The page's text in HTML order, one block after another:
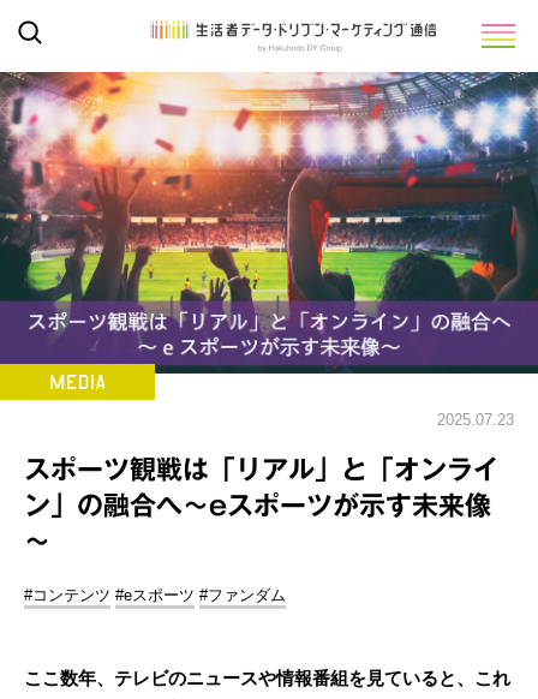
2025.07.23
スポーツ観戦は「リアル」と「オンライ
ン」の融合へ～eスポーツが示す未来像
～
#コンテンツ #eスポーツ #ファンダム
ここ数年、テレビのニュースや情報番組を見ていると、これ